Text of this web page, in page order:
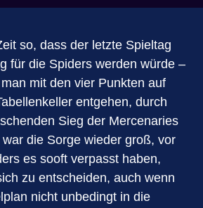
so, dass der letzte Spieltag
für die Spiders werden würde –
mit den vier Punkten auf
entgehen, durch
Sieg der Mercenaries
die Sorge wieder groß, vor
es sooft verpasst haben,
zu entscheiden, auch wenn
nicht unbedingt in die